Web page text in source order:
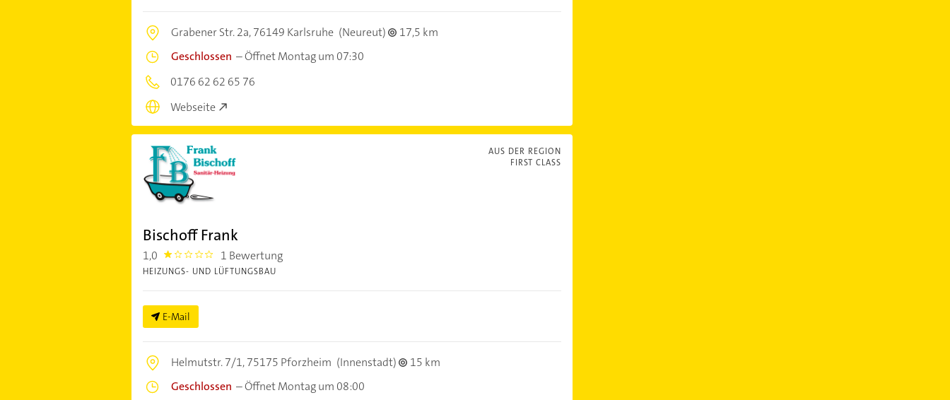
Grabener Str. 2a,76149 Karlsruhe (Neureut)
17,5 km
Geschlossen –Öffnet Montag um 07:30
0176 62 62 65 76
Webseite
AUS DER REGION
FIRST CLASS
Bischoff Frank
1,0 1.0 1 Bewertung
HEIZUNGS- UND LÜFTUNGSBAU
E-Mail
Helmutstr. 7/1,75175 Pforzheim (Innenstadt)
15 km
Geschlossen –Öffnet Montag um 08:00